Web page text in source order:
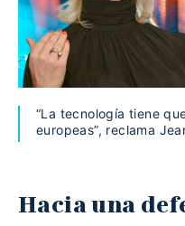
“La tecnología tiene
europeas”, reclama
Hacia una